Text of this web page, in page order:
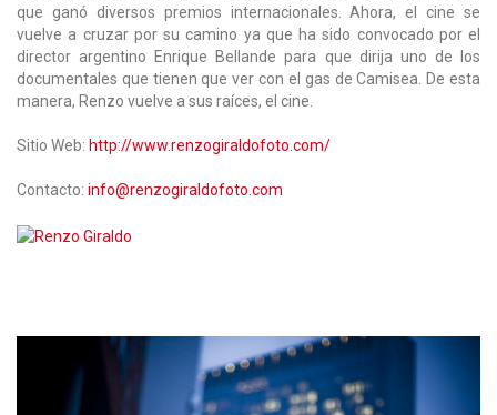
que ganó diversos premios internacionales. Ahora, el cine se
vuelve a cruzar por su camino ya que ha sido convocado por el
director argentino Enrique Bellande para que dirija uno de los
documentales que tienen que ver con el gas de Camisea. De esta
manera, Renzo vuelve a sus raíces, el cine.
Sitio Web: http://www.renzogiraldofoto.com/
Contacto: info@renzogiraldofoto.com